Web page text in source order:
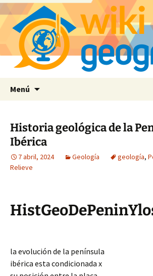
Menú
Historia geológica de la
Ibérica
7 abril, 2024 Geología geología,
Relieve
la evolución de la península
ibérica esta condicionada x